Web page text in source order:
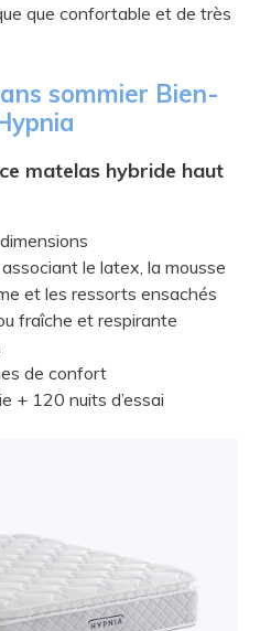
que confortable et de très
sommier Bien-
matelas hybride haut
le latex, la mousse
et les ressorts ensachés
fraîche et respirante
de confort
+ 120 nuits d’essai